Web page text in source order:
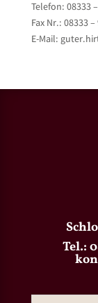
Telefon: 08333
Fax Nr.: 08333
E-Mail:
Tel.: